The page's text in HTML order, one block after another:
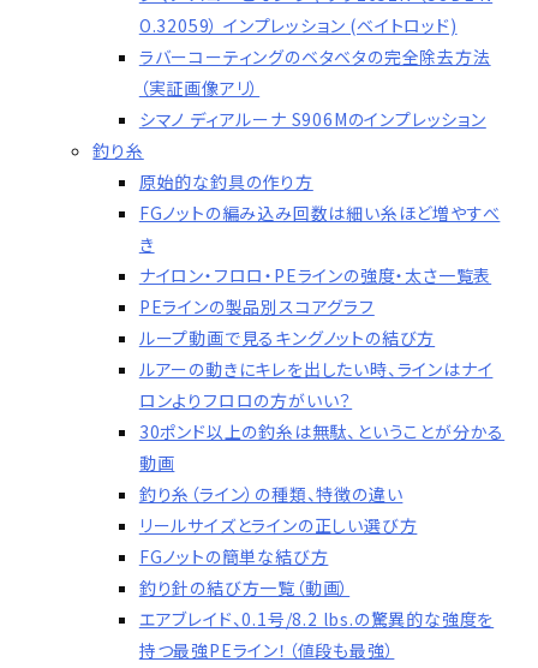
O.32059） インプレッション (ベイトロッド)
ラバーコーティングのベタベタの完全除去方法
（実証画像アリ）
シマノ ディアルーナ S906Mのインプレッション
釣り糸
原始的な釣具の作り方
FGノットの編み込み回数は細い糸ほど増やすべ
き
ナイロン・フロロ・PEラインの強度・太さ一覧表
PEラインの製品別スコアグラフ
ループ動画で見るキングノットの結び方
ルアーの動きにキレを出したい時、ラインはナイ
ロンよりフロロの方がいい？
30ポンド以上の釣糸は無駄、ということが分かる
動画
釣り糸（ライン）の種類、特徴の違い
リールサイズとラインの正しい選び方
FGノットの簡単な結び方
釣り針の結び方一覧（動画）
エアブレイド、0.1号/8.2 lbs.の驚異的な強度を
持つ最強PEライン！（値段も最強）